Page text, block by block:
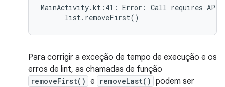
MainActivity.kt:41: Error: Call requires
Para corrigir a exceção de tempo de execução e os
erros de lint, as chamadas de função
removeFirst() e removeLast() podem ser